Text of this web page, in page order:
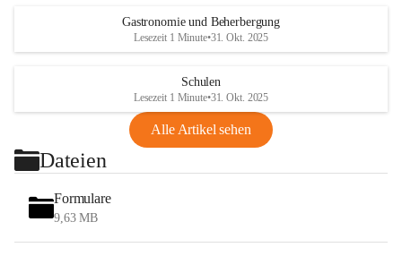
Gastronomie und Beherbergung
Lesezeit 1 Minute•31. Okt. 2025
Schulen
Lesezeit 1 Minute•31. Okt. 2025
Alle Artikel sehen
Dateien
Formulare
9,63 MB